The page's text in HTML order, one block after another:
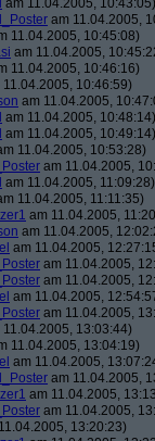
am 11.04.2005, 10:43:05)
am 11.04.2005,
11.04.2005, 10:45:08)
am 11.04.2005,
11.04.2005, 10:46:16)
11.04.2005, 10:46:59)
am 11.04.2005,
am 11.04.2005, 10:48:14)
am 11.04.2005, 10:49:14)
11.04.2005, 10:53:28)
am 11.04.2005,
am 11.04.2005, 11:09:28)
11.04.2005, 11:11:35)
am 11.04.2005,
am 11.04.2005,
am 11.04.2005,
am 11.04.2005,
am 11.04.2005,
am 11.04.2005,
am 11.04.2005,
11.04.2005, 13:03:44)
11.04.2005, 13:04:19)
am 11.04.2005,
am 11.04.2005,
am 11.04.2005,
am 11.04.2005,
13:20:23)